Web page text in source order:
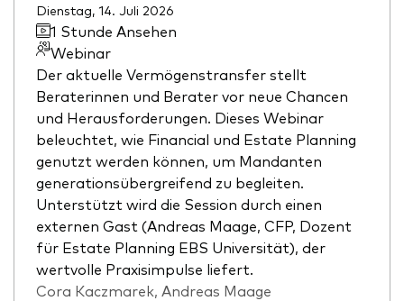
Dienstag, 14. Juli 2026
1 Stunde Ansehen
Webinar
Der aktuelle Vermögenstransfer stellt
Beraterinnen und Berater vor neue Chancen
und Herausforderungen. Dieses Webinar
beleuchtet, wie Financial und Estate Planning
genutzt werden können, um Mandanten
generationsübergreifend zu begleiten.
Unterstützt wird die Session durch einen
externen Gast (Andreas Maage, CFP, Dozent
für Estate Planning EBS Universität), der
wertvolle Praxisimpulse liefert.
Cora Kaczmarek, Andreas Maage